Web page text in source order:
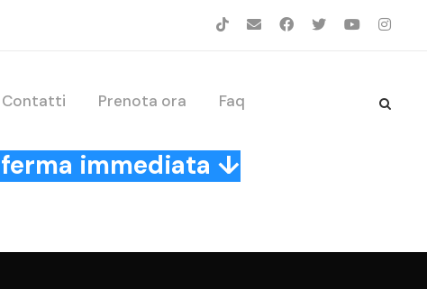
Contatti Prenota ora Faq
immediata ↓